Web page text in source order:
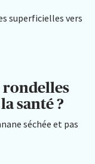
superficielles vers
rondelles
santé ?
séchée et pas